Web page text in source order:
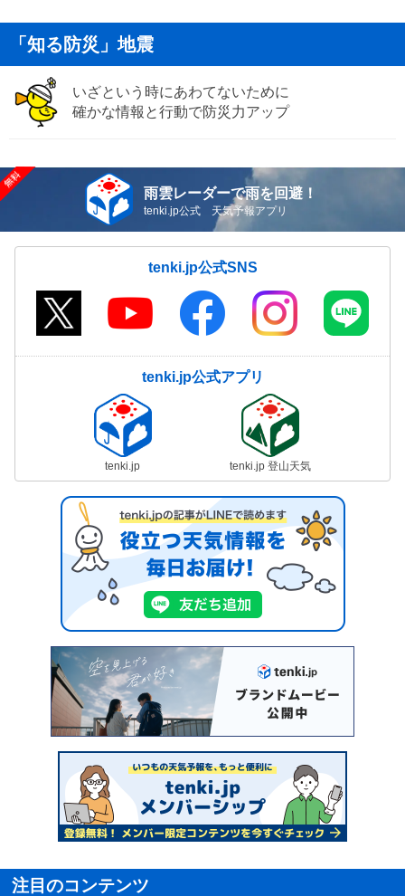
「知る防災」地震
いざという時にあわてないために
確かな情報と行動で防災力アップ
雨雲レーダーで雨を回避！
tenki.jp公式 天気予報アプリ
tenki.jp公式SNS
tenki.jp公式アプリ
tenki.jp tenki.jp 登山天気
注目のコンテンツ